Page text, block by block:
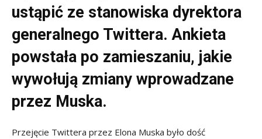
ustąpić ze stanowiska dyrektora
generalnego Twittera. Ankieta
powstała po zamieszaniu, jakie
wywołują zmiany wprowadzane
przez Muska.
Przejęcie Twittera przez Elona Muska było dość